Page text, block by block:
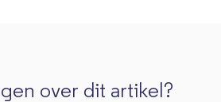
over dit artikel?